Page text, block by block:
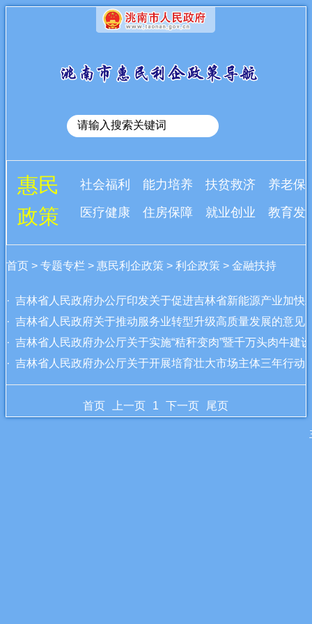
惠民
政策
社会福利 能力培养 扶贫救济
养老保
医疗健康
住房保障 就业创业 教育发
首页> 专题专栏 > 惠民利企政策> 利企政策> 金融扶持
· 吉林省人民政府办公厅印发关于促进吉林省新能源产业加
· 吉林省人民政府关于推动服务业转型升级高质量发展的意
· 吉林省人民政府办公厅关于实施“秸秆变肉”暨千万头肉牛
· 吉林省人民政府办公厅关于开展培育壮大市场主体三年行
首页 上一页 1 下一页 尾页